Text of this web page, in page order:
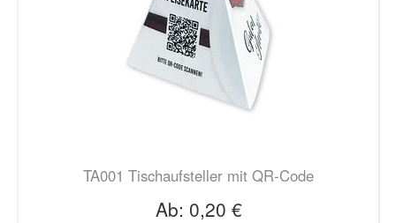
TA001 Tischaufsteller mit QR-Code
Ab: 0,20 €